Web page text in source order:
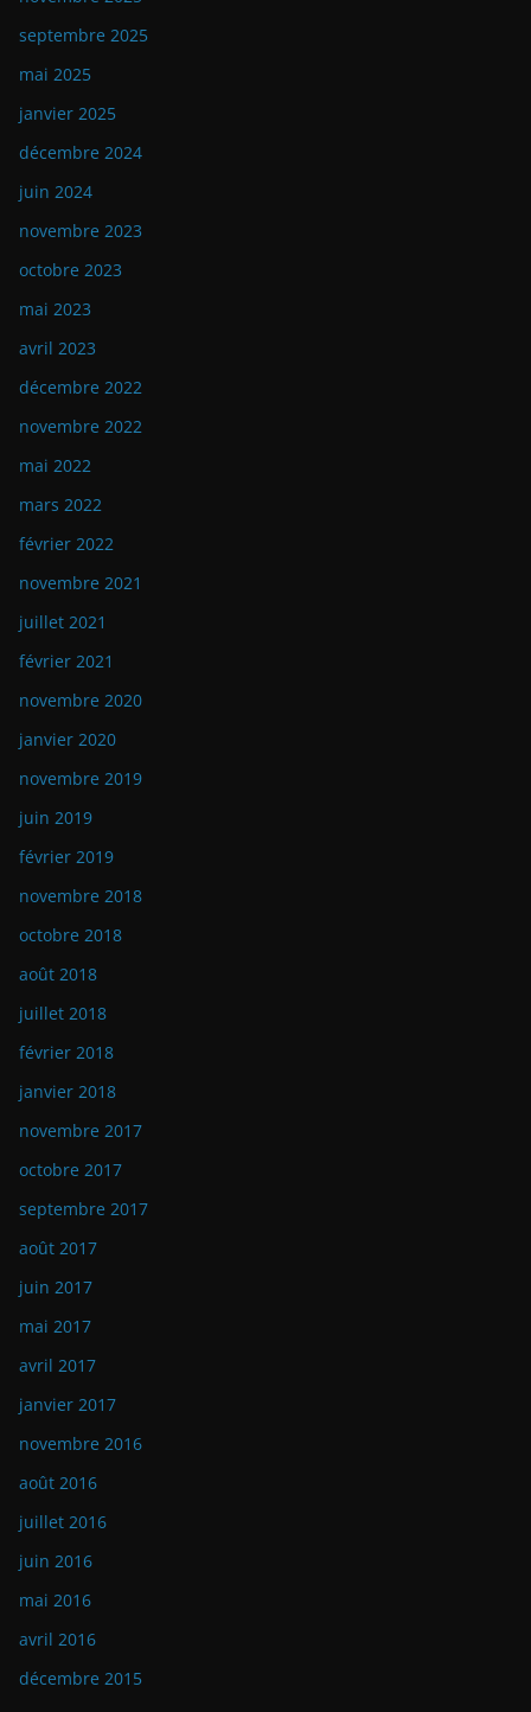
septembre 2025
mai 2025
janvier 2025
décembre 2024
juin 2024
novembre 2023
octobre 2023
mai 2023
avril 2023
décembre 2022
novembre 2022
mai 2022
mars 2022
février 2022
novembre 2021
juillet 2021
février 2021
novembre 2020
janvier 2020
novembre 2019
juin 2019
février 2019
novembre 2018
octobre 2018
août 2018
juillet 2018
février 2018
janvier 2018
novembre 2017
octobre 2017
septembre 2017
août 2017
juin 2017
mai 2017
avril 2017
janvier 2017
novembre 2016
août 2016
juillet 2016
juin 2016
mai 2016
avril 2016
décembre 2015